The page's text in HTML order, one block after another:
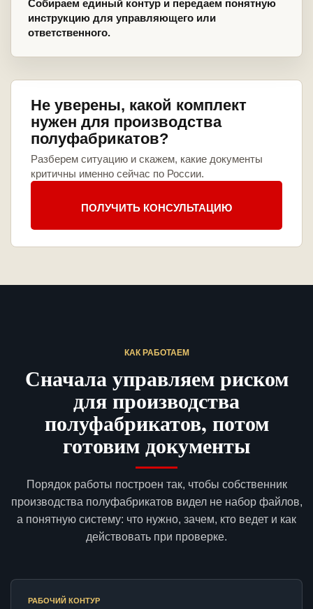
Собираем единый контур и передаем понятную
инструкцию для управляющего или
ответственного.
Не уверены, какой комплект
нужен для производства
полуфабрикатов?
Разберем ситуацию и скажем, какие документы
критичны именно сейчас по России.
ПОЛУЧИТЬ КОНСУЛЬТАЦИЮ
КАК РАБОТАЕМ
Сначала управляем риском
для производства
полуфабрикатов, потом
готовим документы
Порядок работы построен так, чтобы собственник
производства полуфабрикатов видел не набор файлов,
а понятную систему: что нужно, зачем, кто ведет и как
действовать при проверке.
РАБОЧИЙ КОНТУР